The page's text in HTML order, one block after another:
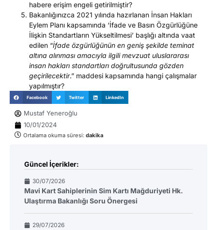
habere erişim engeli getirilmiştir?
Bakanlığınızca 2021 yılında hazırlanan İnsan Hakları
Eylem Planı kapsamında ‘İfade ve Basın Özgürlüğüne
İlişkin Standartların Yükseltilmesi’ başlığı altında vaat
edilen “İfade özgürlüğünün en geniş şekilde teminat
altına alınması amacıyla ilgili mevzuat uluslararası
insan hakları standartları doğrultusunda gözden
geçirilecektir.” maddesi kapsamında hangi çalışmalar
yapılmıştır?
Facebook Twitter LinkedIn
Mustaf Yeneroğlu
10/01/2024
Ortalama okuma süresi: dakika
Güncel İçerikler:
30/07/2026
Mavi Kart Sahiplerinin Sim Kartı Mağduriyeti Hk.
Ulaştırma Bakanlığı Soru Önergesi
29/07/2026